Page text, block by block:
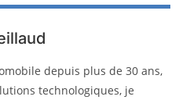
depuis plus de 30 ans,
technologiques, je